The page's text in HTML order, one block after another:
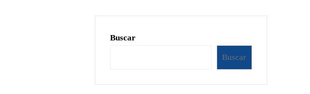
Buscar
Buscar